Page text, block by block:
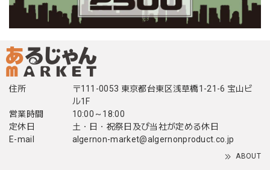
住所
〒111-0053 東京都台東区浅草橋1-21-6 宝山ビ
ル1F
営業時間
10:00～18:00
定休日
土・日・祝祭日及び当社が定める休日
E-mail
algernon-market@algernonproduct.co.jp
ABOUT